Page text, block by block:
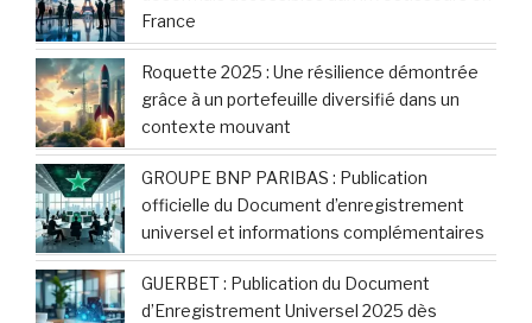
France
Roquette 2025 : Une résilience démontrée
grâce à un portefeuille diversifié dans un
contexte mouvant
GROUPE BNP PARIBAS : Publication
officielle du Document d’enregistrement
universel et informations complémentaires
GUERBET : Publication du Document
d’Enregistrement Universel 2025 dès